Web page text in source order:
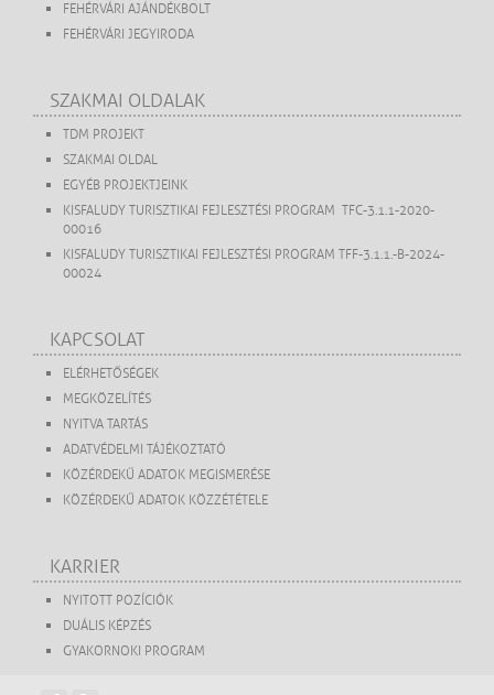
FEHÉRVÁRI AJÁNDÉKBOLT
FEHÉRVÁRI JEGYIRODA
SZAKMAI OLDALAK
TDM PROJEKT
SZAKMAI OLDAL
EGYÉB PROJEKTJEINK
KISFALUDY TURISZTIKAI FEJLESZTÉSI PROGRAM TFC-3.1.1-2020-
00016
KISFALUDY TURISZTIKAI FEJLESZTÉSI PROGRAM TFF-3.1.1.-B-2024-
00024
KAPCSOLAT
ELÉRHETŐSÉGEK
MEGKÖZELÍTÉS
NYITVA TARTÁS
ADATVÉDELMI TÁJÉKOZTATÓ
KÖZÉRDEKŰ ADATOK MEGISMERÉSE
KÖZÉRDEKŰ ADATOK KÖZZÉTÉTELE
KARRIER
NYITOTT POZÍCIÓK
DUÁLIS KÉPZÉS
GYAKORNOKI PROGRAM